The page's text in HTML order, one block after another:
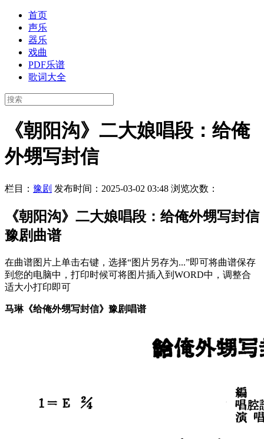
首页
声乐
器乐
戏曲
PDF乐谱
歌词大全
《朝阳沟》二大娘唱段：给俺
外甥写封信
栏目： 豫剧 发布时间：2025-03-02 03:48 浏览次数：
《朝阳沟》二大娘唱段：给俺外甥写封信
豫剧曲谱
在曲谱图片上单击右键，选择“图片另存为...”即可将曲谱保存
到您的电脑中，打印时候可将图片插入到WORD中，调整合
适大小打印即可
马琳《给俺外甥写封信》豫剧唱谱